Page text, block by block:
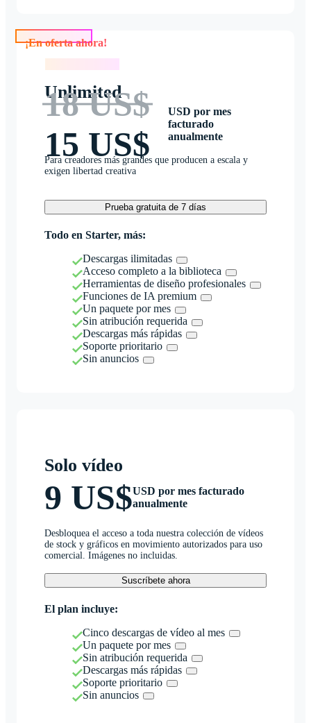
Unlimited
18 US$
15 US$
USD por mes
facturado
anualmente
Para creadores más grandes que producen a escala y
exigen libertad creativa
Prueba gratuita de 7 días
Todo en Starter, más:
Descargas ilimitadas
Acceso completo a la biblioteca
Herramientas de diseño profesionales
Funciones de IA premium
Un paquete por mes
Sin atribución requerida
Descargas más rápidas
Soporte prioritario
Sin anuncios
Solo vídeo
9 US$USD por mes facturado
anualmente
Desbloquea el acceso a toda nuestra colección de vídeos
de stock y gráficos en movimiento autorizados para uso
comercial. Imágenes no incluidas.
Suscríbete ahora
El plan incluye:
Cinco descargas de vídeo al mes
Un paquete por mes
Sin atribución requerida
Descargas más rápidas
Soporte prioritario
Sin anuncios